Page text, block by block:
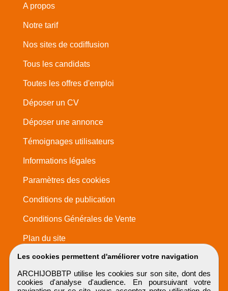
Les cookies permettent d'améliorer votre navigation
ARCHIJOBBTP utilise les cookies sur son site, dont des
cookies d'analyse d'audience. En poursuivant votre
A propos
Notre tarif
Nos sites de codiffusion
Tous les candidats
Toutes les offres d'emploi
Déposer un CV
Déposer une annonce
Témoignages utilisateurs
Informations légales
Paramètres des cookies
Conditions de publication
Conditions Générales de Vente
Plan du site